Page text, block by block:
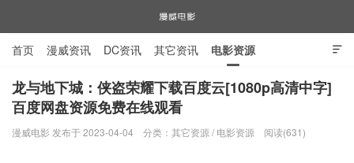
漫威电影

首页 漫威资讯 DC资讯 其它资讯 电影资源
电视剧资源 漫威图片
龙与地下城：侠盗荣耀下载百度云[1080p高清中字]
百度网盘资源免费在线观看
漫威电影 发布于 2023-04-04 分类： 其它资源 / 电影资源 阅读(631)